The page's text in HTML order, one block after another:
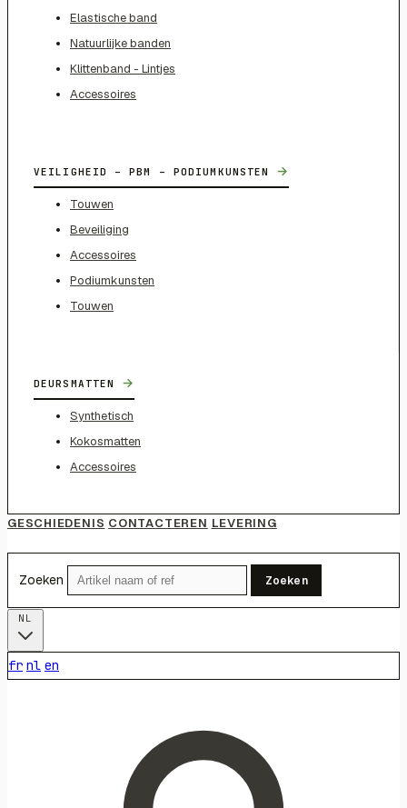
Elastische band
Natuurlijke banden
Klittenband - Lintjes
Accessoires
VEILIGHEID – PBM – PODIUMKUNSTEN →
Touwen
Beveiliging
Accessoires
Podiumkunsten
Touwen
DEURSMATTEN →
Synthetisch
Kokosmatten
Accessoires
GESCHIEDENIS CONTACTEREN LEVERING
Zoeken Zoeken
fr nl en